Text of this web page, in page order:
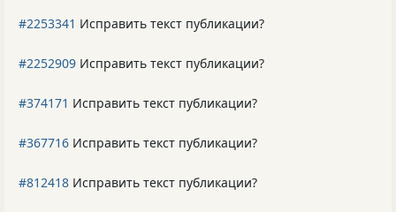
#2253341 Исправить текст публикации?
#2252909 Исправить текст публикации?
#374171 Исправить текст публикации?
#367716 Исправить текст публикации?
#812418 Исправить текст публикации?